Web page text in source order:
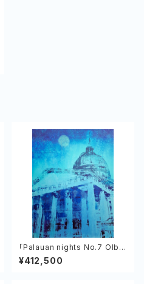
「Palauan nights No.7 Olbiil
Era Kelulau」植村友哉 キャン
バス、アクリル
¥412,500